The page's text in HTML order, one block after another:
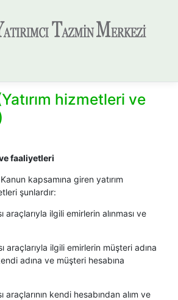
hizmetleri ve
faaliyetleri
kapsamına giren yatırım
şunlardır:
araçlarıyla ilgili emirlerin alınması ve
araçlarıyla ilgili emirlerin müşteri adına
adına ve müşteri hesabına
araçlarının kendi hesabından alım ve